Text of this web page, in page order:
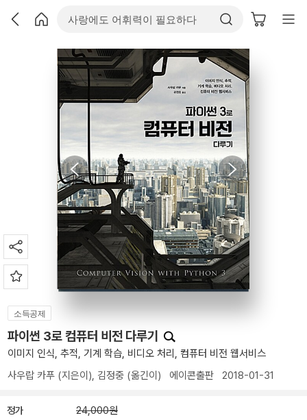
소득공제
파이썬 3로 컴퓨터 비전 다루기
이미지 인식, 추적, 기계 학습, 비디오 처리, 컴퓨터 비전 웹서비스
사우랍 카푸 (지은이), 김정중 (옮긴이) 에이콘출판 2018-01-31
정가 24,000원